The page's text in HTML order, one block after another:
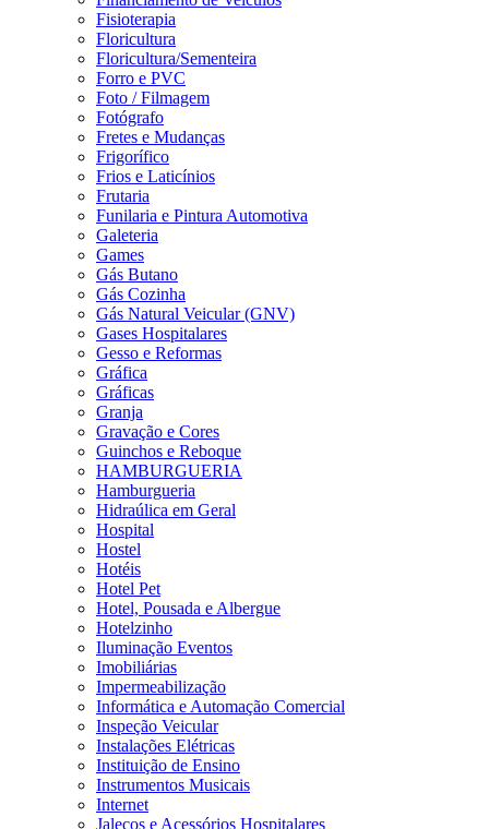
Fisioterapia
Floricultura
Floricultura/Sementeira
Forro e PVC
Foto / Filmagem
Fotógrafo
Fretes e Mudanças
Frigorífico
Frios e Laticínios
Frutaria
Funilaria e Pintura Automotiva
Galeteria
Games
Gás Butano
Gás Cozinha
Gás Natural Veicular (GNV)
Gases Hospitalares
Gesso e Reformas
Gráfica
Gráficas
Granja
Gravação e Cores
Guinchos e Reboque
HAMBURGUERIA
Hamburgueria
Hidraúlica em Geral
Hospital
Hostel
Hotéis
Hotel Pet
Hotel, Pousada e Albergue
Hotelzinho
Iluminação Eventos
Imobiliárias
Impermeabilização
Informática e Automação Comercial
Inspeção Veicular
Instalações Elétricas
Instituição de Ensino
Instrumentos Musicais
Internet
Jalecos e Acessórios Hospitalares